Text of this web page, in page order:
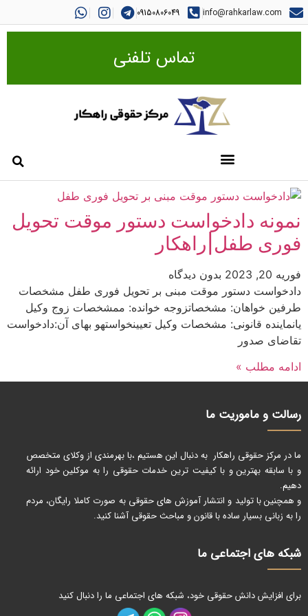
info@rahkarlaw.com
09150806049
تماس تلفنی
نمونه دادخواست دستور موقت تحویل
فوری طفل|راهکار
فوریه 20, 2023
بدون دیدگاه
دادخواست دستور موقت مبنی بر تحویل فوری طفل مشخصات
طرفین خواهان: مشخصاتزوجه خوانده: ممشخصات زوج وکیل
یانماینده قانونی: مشخصات وکیل تعیینخواستهو بهای آن:دادخواست
تقاضای صدور
ادامه مطلب »
رسالت و ماموریت ما
ما در مرکز حقوقی راهکار به دنبال این هستیم ،با بهرمندی از وکلای متخصص
و با سابقه بهترین و با کیفیت ترین خدمات حقوقی را به موکلین خود ارائه
دهیم.
و همچنین با تولید و انتشار آموزش های حقوقی به صورت کاملا رایگان، مردم
را به زبانی بسیار ساده با قانون و مباحث حقوقی آشنا کنید.
شبکه های اجتماعی ما
برای افزایش دانش حقوقی خود، شبکه های اجتماعی ما را دنبال کنید